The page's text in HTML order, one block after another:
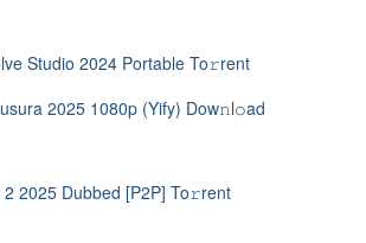
Studio 2024 Portable To𝚛rent
2025 1080p (Yify) Dow𝚗l𝚘ad
2025 Dubbed [P2P] To𝚛rent